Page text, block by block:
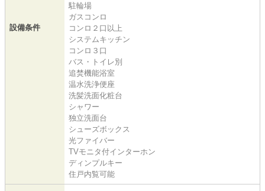
設備条件
駐輪場
ガスコンロ
コンロ２口以上
システムキッチン
コンロ３口
バス・トイレ別
追焚機能浴室
温水洗浄便座
洗髪洗面化粧台
シャワー
独立洗面台
シューズボックス
光ファイバー
TVモニタ付インターホン
ディンプルキー
住戸内覧可能